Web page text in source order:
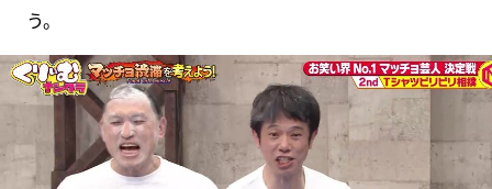
う。